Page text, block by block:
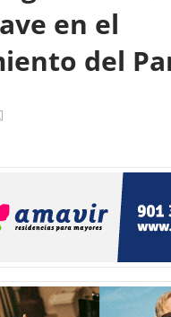
en el
del